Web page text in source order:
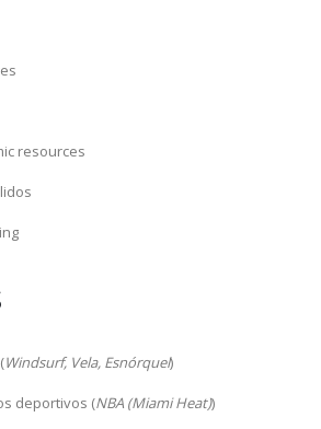
resources
Windsurf, Vela, Esnórquel)
deportivos (NBA (Miami Heat))